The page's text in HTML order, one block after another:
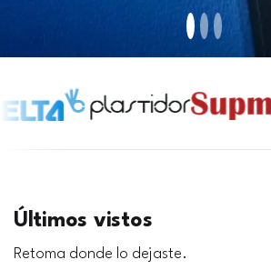
Últimos vistos
Retoma donde lo dejaste.